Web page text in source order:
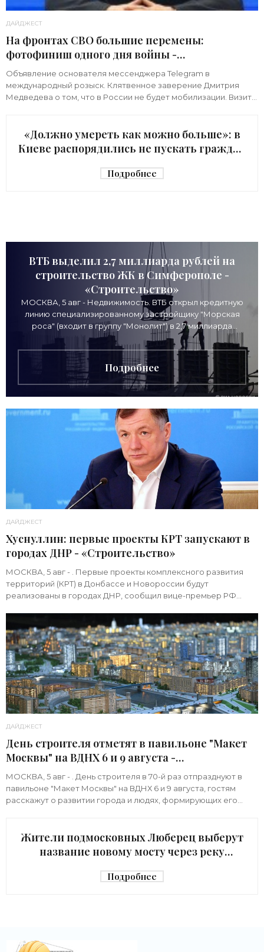
ДАЙДЖЕСТ
На фронтах СВО большие перемены:
фотофиниш одного дня войны -
«Недвижимость»
Объявление основателя мессенджера Telegram в
международный розыск. Клятвенное заверение Дмитрия
Медведева о том, что в России не будет мобилизации. Визит
«Должно умереть как можно больше»: в
Киеве распорядились не пускать граждан
Подробнее
ВТБ выделил 2,7 миллиарда рублей на
строительство ЖК в Симферополе -
«Строительство»
МОСКВА, 5 авг - Недвижимость. ВТБ открыл кредитную
линию специализированному застройщику "Морская
роса" (входит в группу "Монолит") в 2,7 миллиарда
рублей для
Подробнее
ДАЙДЖЕСТ
Хуснуллин: первые проекты КРТ запускают в
городах ДНР - «Строительство»
МОСКВА, 5 авг - . Первые проекты комплексного развития
территорий (КРТ) в Донбассе и Новороссии будут
реализованы в городах ДНР, сообщил вице-премьер РФ
ДАЙДЖЕСТ
День строителя отметят в павильоне "Макет
Москвы" на ВДНХ 6 и 9 августа -
«Строительство»
МОСКВА, 5 авг - . День строителя в 70-й раз отпразднуют в
павильоне "Макет Москвы" на ВДНХ 6 и 9 августа, гостям
расскажут о развитии города и людях, формирующих его
Жители подмосковных Люберец выберут
название новому мосту через реку
Подробнее